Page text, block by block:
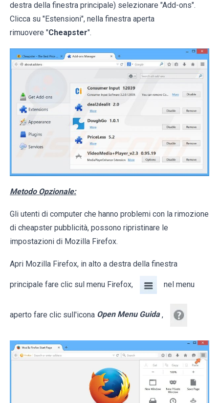
destra della finestra principale) selezionare "Add-ons".
Clicca su "Estensioni", nella finestra aperta
rimuovere "Cheapster".
Metodo Opzionale:
Gli utenti di computer che hanno problemi con la rimozione
di cheapster pubblicità, possono ripristinare le
impostazioni di Mozilla Firefox.
Apri Mozilla Firefox, in alto a destra della finestra
principale fare clic sul menu Firefox, nel menu
aperto fare clic sull'icona Open Menu Guida ,